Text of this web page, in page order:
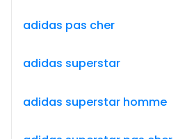
adidas pas cher
adidas superstar
adidas superstar homme